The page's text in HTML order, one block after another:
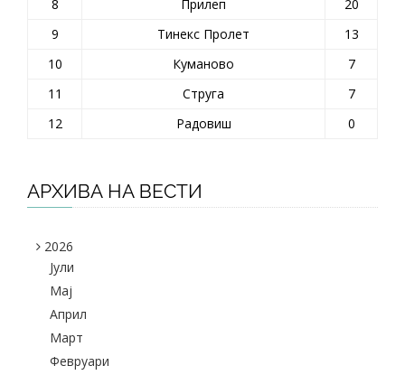
8
Прилеп
20
9
Тинекс Пролет
13
10
Куманово
7
11
Струга
7
12
Радовиш 0
АРХИВА НА ВЕСТИ
2026
Јули
Maj
Април
Март
Февруари